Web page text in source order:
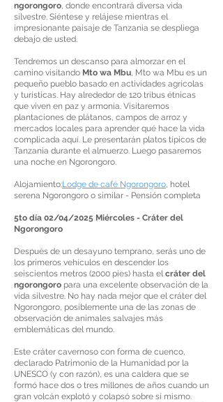
ngorongoro, donde encontrará diversa vida
silvestre. Siéntese y relájese mientras el
impresionante paisaje de Tanzania se despliega
debajo de usted.
Tendremos un descanso para almorzar en el
camino visitando Mto wa Mbu, Mto wa Mbu es un
pequeño pueblo basado en actividades agrícolas
y turísticas. Hay alrededor de 120 tribus étnicas
que viven en paz y armonía. Visitaremos
plantaciones de plátanos, campos de arroz y
mercados locales para aprender qué hace la vida
complicada aquí. Le presentarán platos típicos de
Tanzania durante el almuerzo. Luego pasaremos
una noche en Ngorongoro.
Alojamiento:Lodge de café Ngorongoro, hotel
serena Ngorongoro o similar - Pensión completa
5to día 02/04/2025 Miércoles - Cráter del
Ngorongoro
Después de un desayuno temprano, serás uno de
los primeros vehículos en descender los
seiscientos metros (2000 pies) hasta elcráter del
ngorongoro para una excelente observación de la
vida silvestre. No hay nada mejor que el cráter del
Ngorongoro, posiblemente una de las zonas de
observación de animales salvajes más
emblemáticas del mundo.
Este cráter cavernoso con forma de cuenco,
declarado Patrimonio de la Humanidad por la
UNESCO (y con razón), es una caldera que se
formó hace dos o tres millones de años cuando un
gran volcán explotó y colapsó sobre sí mismo.